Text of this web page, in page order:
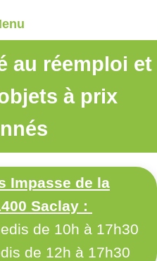
au réemploi et
à prix
Impasse de la
Saclay :
de 10h à 17h30
de 12h à 17h30